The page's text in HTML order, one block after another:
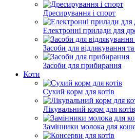
Дресирування і спорт
Електронні прилади для
Засоби для відлякування
Засоби для прибирання
Коти
Сухий корм для котів
Лікувальний корм для котів
Замінники молока для